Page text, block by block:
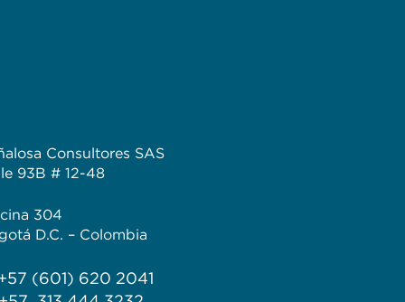
Consultores SAS
93B # 12-48
304
D.C. – Colombia
(601) 620 2041